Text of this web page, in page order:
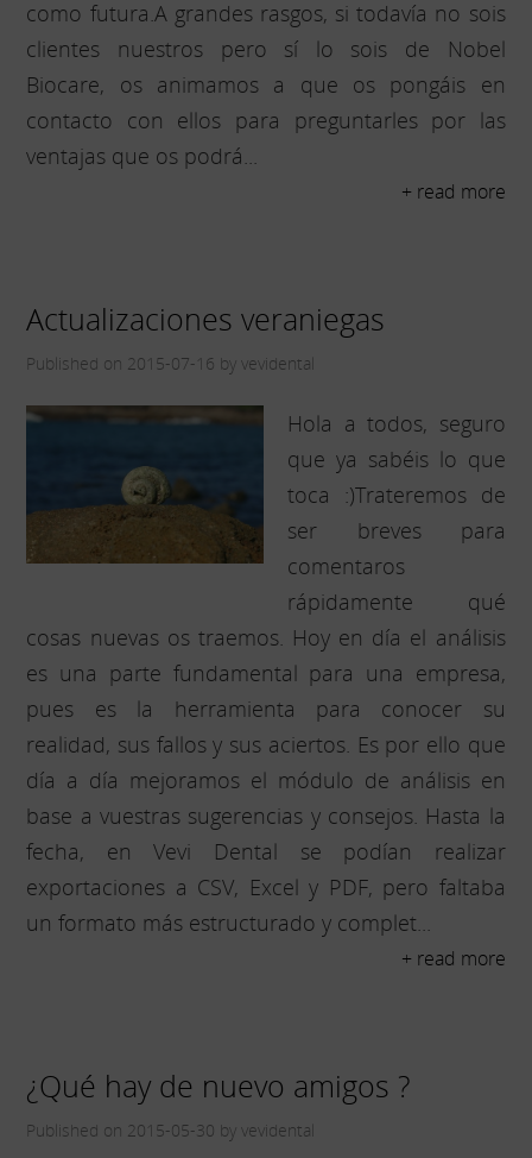
como futura.A grandes rasgos, si todavía no sois
clientes nuestros pero sí lo sois de Nobel
Biocare, os animamos a que os pongáis en
contacto con ellos para preguntarles por las
ventajas que os podrá...
+ read more
Actualizaciones veraniegas
Published on 2015-07-16 by vevidental
Hola a todos, seguro
que ya sabéis lo que
toca :)Trateremos de
ser breves para
comentaros
rápidamente qué
cosas nuevas os traemos. Hoy en día el análisis
es una parte fundamental para una empresa,
pues es la herramienta para conocer su
realidad, sus fallos y sus aciertos. Es por ello que
día a día mejoramos el módulo de análisis en
base a vuestras sugerencias y consejos. Hasta la
fecha, en Vevi Dental se podían realizar
exportaciones a CSV, Excel y PDF, pero faltaba
un formato más estructurado y complet...
+ read more
¿Qué hay de nuevo amigos ?
Published on 2015-05-30 by vevidental